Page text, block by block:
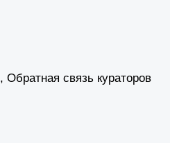
, Обратная связь кураторов